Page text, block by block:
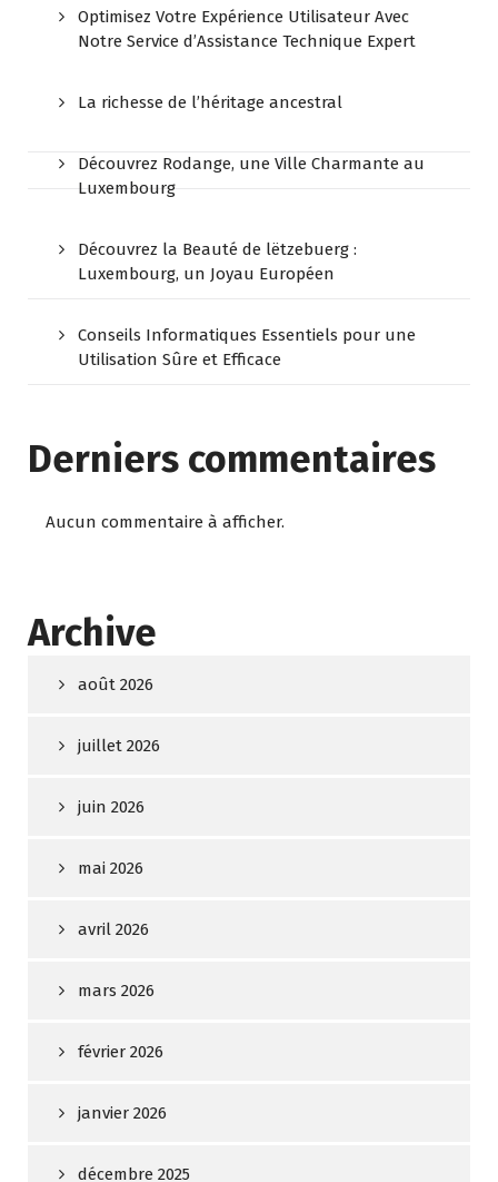
Optimisez Votre Expérience Utilisateur Avec
Notre Service d’Assistance Technique Expert
La richesse de l’héritage ancestral
Découvrez Rodange, une Ville Charmante au
Luxembourg
Découvrez la Beauté de lëtzebuerg :
Luxembourg, un Joyau Européen
Conseils Informatiques Essentiels pour une
Utilisation Sûre et Efficace
Derniers commentaires
Aucun commentaire à afficher.
Archive
août 2026
juillet 2026
juin 2026
mai 2026
avril 2026
mars 2026
février 2026
janvier 2026
décembre 2025